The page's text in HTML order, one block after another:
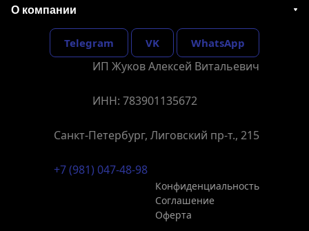
О компании
Telegram VK WhatsApp
ИП Жуков Алексей Витальевич
ИНН: 783901135672
Санкт-Петербург, Лиговский пр-т., 215
+7 (981) 047-48-98
Конфиденциальность
Соглашение
Оферта